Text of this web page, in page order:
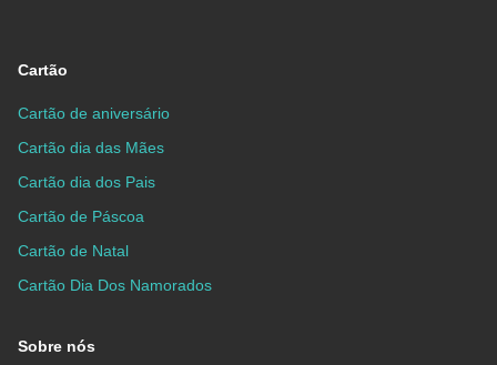
Cartão
Cartão de aniversário
Cartão dia das Mães
Cartão dia dos Pais
Cartão de Páscoa
Cartão de Natal
Cartão Dia Dos Namorados
Sobre nós